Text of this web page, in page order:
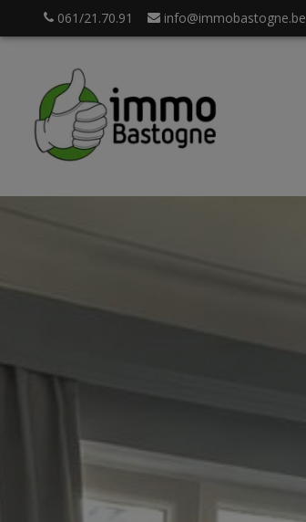
061/21.70.91 info@immobastogne.be